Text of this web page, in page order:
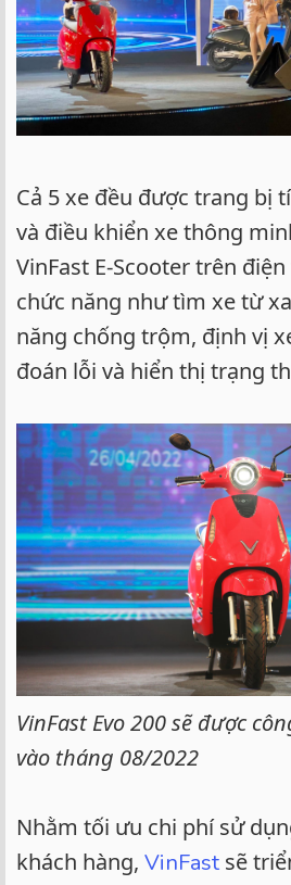
Cả 5 xe đều được trang bị
và điều khiển xe thông
VinFast E-Scooter trên
chức năng như tìm xe từ
năng chống trộm, định vị
đoán lỗi và hiển thị trạng
VinFast Evo 200 sẽ được
vào tháng 08/2022
Nhằm tối ưu chi phí sử
khách hàng, VinFast sẽ